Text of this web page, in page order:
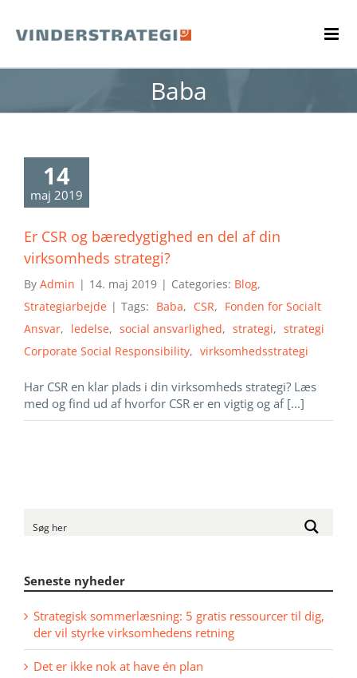
content
Baba
14
maj 2019
Er CSR og bæredygtighed en del af din
virksomheds strategi?
By Admin | 14. maj 2019 | Categories: Blog,
Strategiarbejde | Tags: Baba, CSR, Fonden for Socialt
Ansvar, ledelse, social ansvarlighed, strategi, strategi
Corporate Social Responsibility, virksomhedsstrategi
Har CSR en klar plads i din virksomheds strategi? Læs
med og find ud af hvorfor CSR er en vigtig og af [...]
Seneste nyheder
Strategisk sommerlæsning: 5 gratis ressourcer til dig,
der vil styrke virksomhedens retning
Det er ikke nok at have én plan